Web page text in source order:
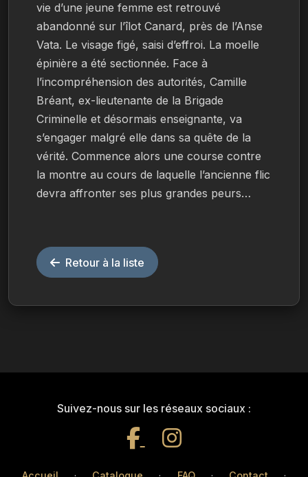
vie d’une jeune femme est retrouvé
abandonné sur l’îlot Canard, près de l’Anse
Vata. Le visage figé, saisi d’effroi. La moelle
épinière a été sectionnée. Face à
l’incompréhension des autorités, Camille
Bréant, ex-lieutenante de la Brigade
Criminelle et désormais enseignante, va
s’engager malgré elle dans sa quête de la
vérité. Commence alors une course contre
la montre au cours de laquelle l’ancienne flic
devra affronter ses plus grandes peurs…
Retour à la liste
Suivez-nous sur les réseaux sociaux :